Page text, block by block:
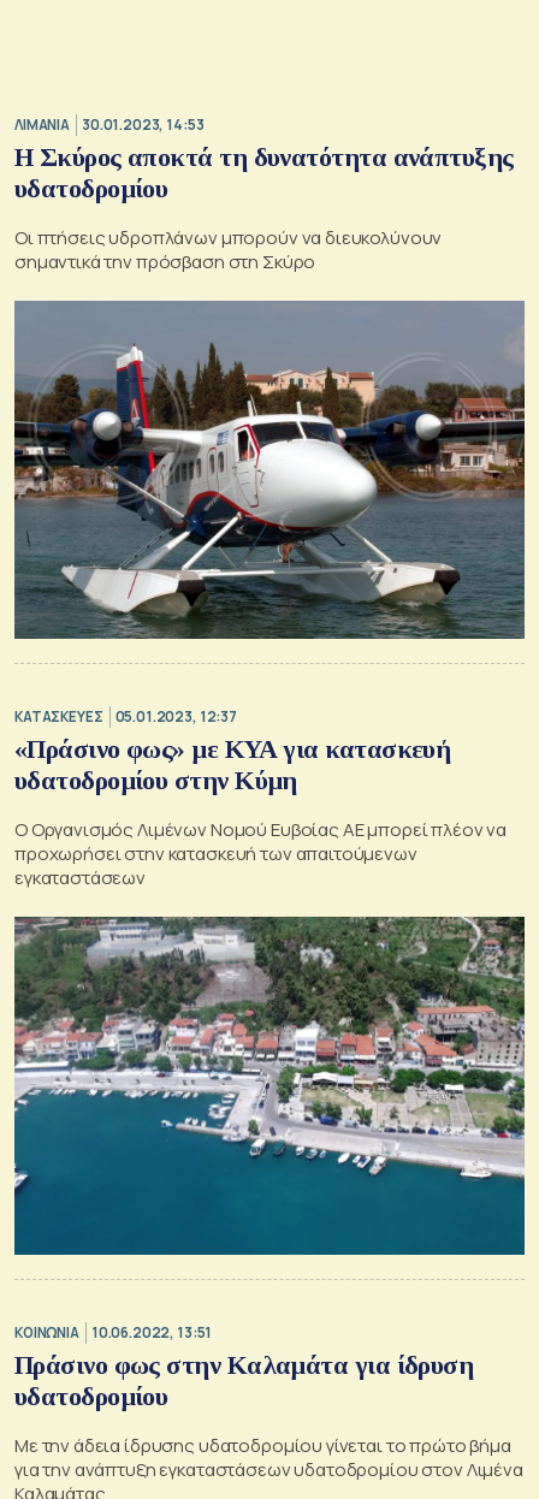
ΛΙΜΑΝΙΑ 30.01.2023, 14:53
Η Σκύρος αποκτά τη δυνατότητα ανάπτυξης
υδατοδρομίου
Οι πτήσεις υδροπλάνων μπορούν να διευκολύνουν
σημαντικά την πρόσβαση στη Σκύρο
ΚΑΤΑΣΚΕΥΕΣ 05.01.2023, 12:37
«Πράσινο φως» με ΚΥΑ για κατασκευή
υδατοδρομίου στην Κύμη
Ο Οργανισμός Λιμένων Νομού Ευβοίας ΑΕ μπορεί πλέον να
προχωρήσει στην κατασκευή των απαιτούμενων
εγκαταστάσεων
ΚΟΙΝΩΝΙΑ 10.06.2022, 13:51
Πράσινο φως στην Καλαμάτα για ίδρυση
υδατοδρομίου
Με την άδεια ίδρυσης υδατοδρομίου γίνεται το πρώτο βήμα
για την ανάπτυξη εγκαταστάσεων υδατοδρομίου στον Λιμένα
Καλαμάτας